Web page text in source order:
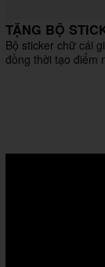
TẶNG BỘ
Bộ sticker chữ cái
đồng thời tạo điểm